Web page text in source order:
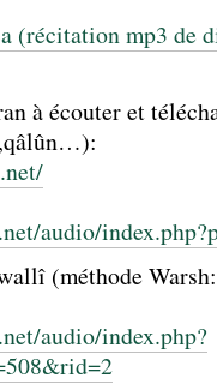
(récitation mp3 de
à écouter et
audio/
(méthode
audio/index.php?